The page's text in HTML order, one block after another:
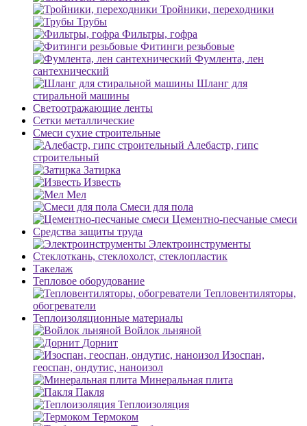
Тройники, переходники
Трубы
Фильтры, гофра
Фитинги резьбовые
Фумлента, лен
сантехнический
Шланг для
стиральной машины
Светоотражающие ленты
Сетки металлические
Смеси сухие строительные
Алебастр, гипс
строительный
Затирка
Известь
Мел
Смеси для пола
Цементно-песчаные смеси
Средства защиты труда
Электроинструменты
Стеклоткань, стеклохолст, стеклопластик
Такелаж
Тепловое оборудование
Тепловентиляторы,
обогреватели
Теплоизоляционные материалы
Войлок льняной
Дорнит
Изоспан,
геоспан, ондутис, наноизол
Минеральная плита
Пакля
Теплоизоляция
Термоком